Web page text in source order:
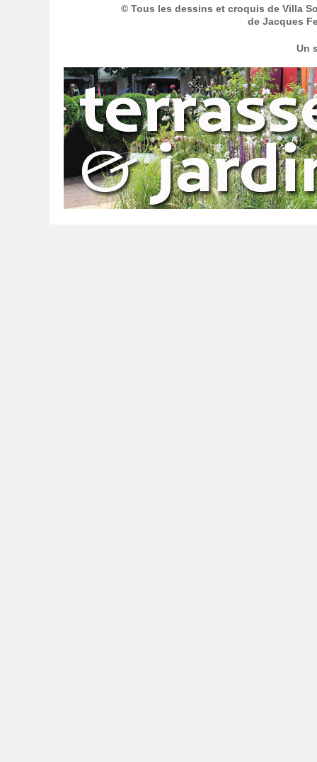
© Tous les dessins et croquis de Villa
de Jacques
Un